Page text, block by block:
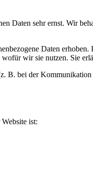
Daten sehr ernst. Wir
Daten
wir sie nutzen. Sie
B. bei der
ist: